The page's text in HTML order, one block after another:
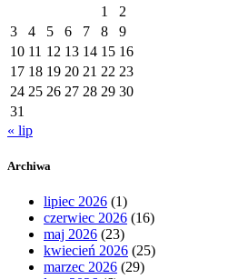
1
2
3
4 5 6 7 8
9
10 11 12 13 14 15 16
17 18 19 20 21 22 23
24 25 26 27 28 29 30
31
« lip
Archiwa
lipiec 2026 (1)
czerwiec 2026 (16)
maj 2026 (23)
kwiecień 2026 (25)
marzec 2026 (29)